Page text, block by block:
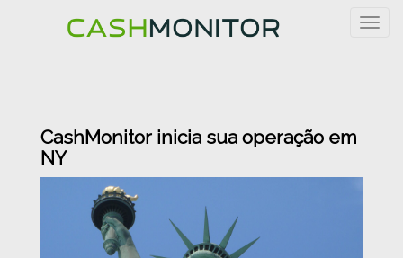
CashMonitor inicia sua operação em
NY